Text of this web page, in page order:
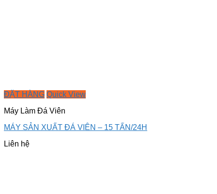
ĐẶT HÀNG Quick View
Máy Làm Đá Viên
MÁY SẢN XUẤT ĐÁ VIÊN – 15 TẤN/24H
Liên hệ